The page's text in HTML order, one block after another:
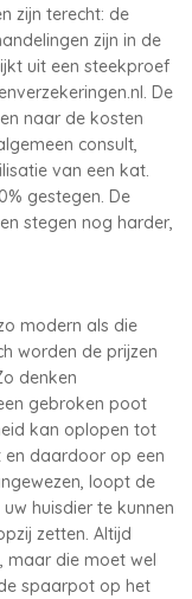
zijn terecht: de
zijn in de
uit een steekproef
De
naar de kosten
consult,
van een kat.
gestegen. De
stegen nog harder,
modern als die
worden de prijzen
denken
gebroken poot
kan oplopen tot
en daardoor op een
loopt de
huisdier te kunnen
zetten. Altijd
maar die moet wel
spaarpot op het